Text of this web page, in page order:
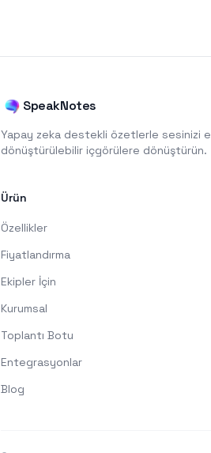
SpeakNotes
Yapay zeka destekli özetlerle sesinizi
dönüştürülebilir içgörülere dönüştürün.
Ürün
Özellikler
Fiyatlandırma
Ekipler İçin
Kurumsal
Toplantı Botu
Entegrasyonlar
Blog